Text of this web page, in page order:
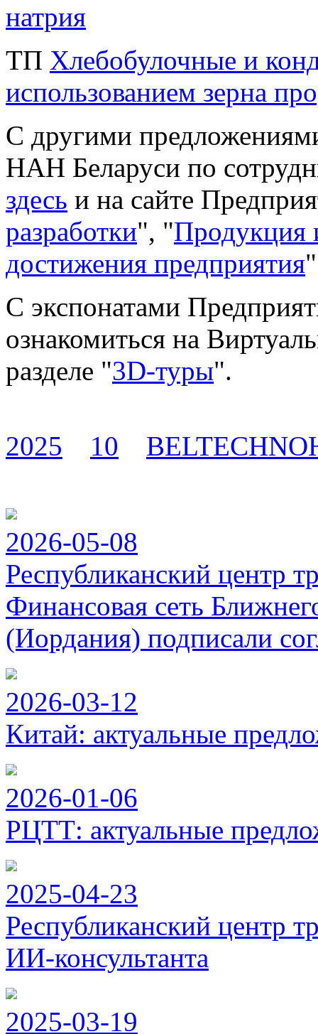
натрия
ТП Хлебобулочные и
использованием зерна
С другими
НАН Беларуси по
здесь и на сайте
разработки", "Продукция
достижения предприятия
С экспонатами
ознакомиться на
разделе "3D-туры".
2025 10
2026-05-08
Республиканский центр
Финансовая сеть
(Иордания) подписали
2026-03-12
Китай: актуальные
2026-01-06
РЦТТ: актуальные
2025-04-23
Республиканский центр
ИИ-консультанта
2025-03-19